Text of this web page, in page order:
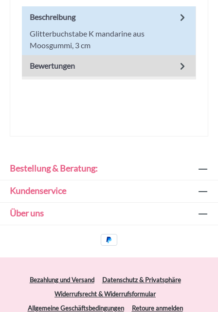
Beschreibung
Glitterbuchstabe K mandarine aus
Moosgummi, 3 cm
Bewertungen
Bestellung & Beratung:
Kundenservice
Über uns
Bezahlung und Versand
Datenschutz & Privatsphäre
Widerrufsrecht & Widerrufsformular
Allgemeine Geschäftsbedingungen
Retoure anmelden